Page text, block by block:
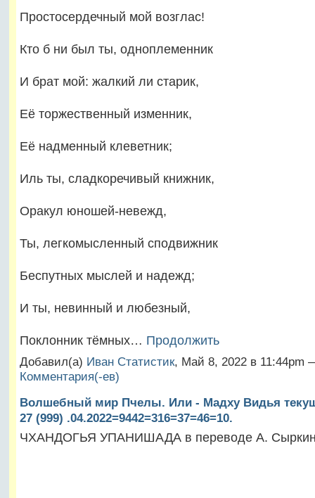
Простосердечный мой возглас!
Кто б ни был ты, одноплеменник
И брат мой: жалкий ли старик,
Её торжественный изменник,
Её надменный клеветник;
Иль ты, сладкоречивый книжник,
Оракул юношей-невежд,
Ты, легкомысленный сподвижник
Беспутных мыслей и надежд;
И ты, невинный и любезный,
Поклонник тёмных… Продолжить
Добавил(а) Иван Статистик, Май 8, 2022 в 11:44pm
Комментария(-ев)
Волшебный мир Пчелы. Или - Мадху Видья
27 (999) .04.2022=9442=316=37=46=10.
ЧХАНДОГЬЯ УПАНИШАДА в переводе А.